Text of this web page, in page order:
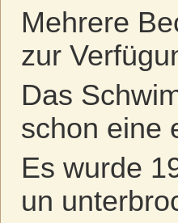
Mehrere
zur
Das
schon eine
Es wurde
un